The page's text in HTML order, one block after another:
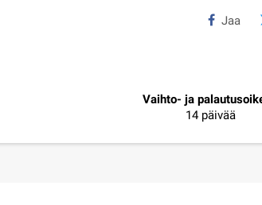
Jaa
Vaihto- ja
14 päivää